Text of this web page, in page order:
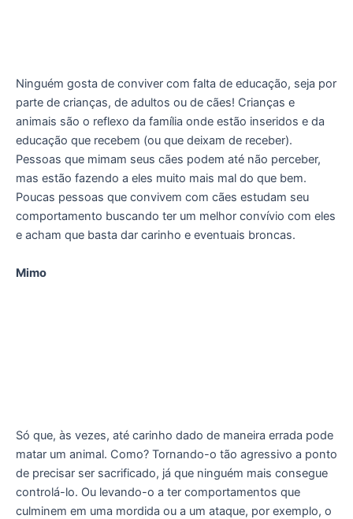
Ninguém gosta de conviver com falta de educação, seja por
parte de crianças, de adultos ou de cães! Crianças e
animais são o reflexo da família onde estão inseridos e da
educação que recebem (ou que deixam de receber).
Pessoas que mimam seus cães podem até não perceber,
mas estão fazendo a eles muito mais mal do que bem.
Poucas pessoas que convivem com cães estudam seu
comportamento buscando ter um melhor convívio com eles
e acham que basta dar carinho e eventuais broncas.
Mimo
Só que, às vezes, até carinho dado de maneira errada pode
matar um animal. Como? Tornando-o tão agressivo a ponto
de precisar ser sacrificado, já que ninguém mais consegue
controlá-lo. Ou levando-o a ter comportamentos que
culminem em uma mordida ou a um ataque, por exemplo, o